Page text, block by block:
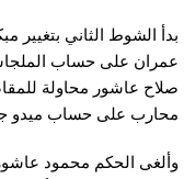
بدأ الشوط الثاني
صلاح عاشور محاولة
محارب على حساب ميدو
وألغى الحكم محمود